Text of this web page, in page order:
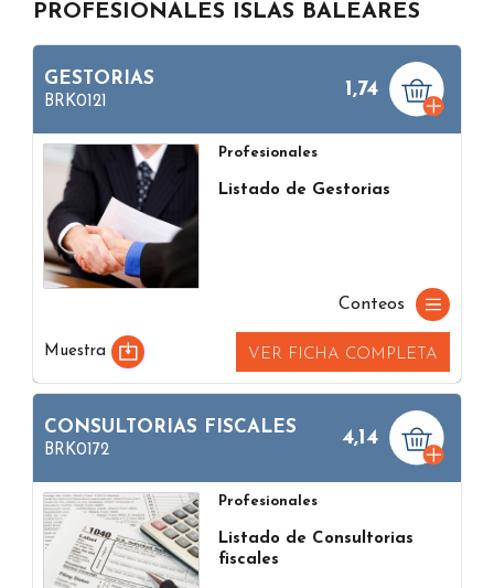
PROFESIONALES ISLAS BALEARES
GESTORIAS
BRK0121
1,74
Profesionales
Listado de Gestorias
Conteos
Muestra VER FICHA COMPLETA
CONSULTORIAS FISCALES
BRK0172
4,14
Profesionales
Listado de Consultorias
fiscales